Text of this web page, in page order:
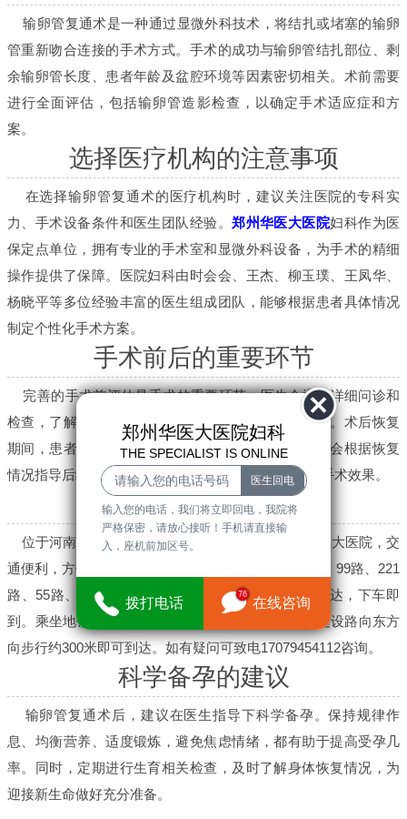
输卵管复通术是一种通过显微外科技术，将结扎或堵塞的输卵
管重新吻合连接的手术方式。手术的成功与输卵管结扎部位、剩
余输卵管长度、患者年龄及盆腔环境等因素密切相关。术前需要
进行全面评估，包括输卵管造影检查，以确定手术适应症和方
案。
选择医疗机构的注意事项
在选择输卵管复通术的医疗机构时，建议关注医院的专科实
力、手术设备条件和医生团队经验。郑州华医大医院妇科作为医
保定点单位，拥有专业的手术室和显微外科设备，为手术的精细
操作提供了保障。医院妇科由时会会、王杰、柳玉璞、王凤华、
杨晓平等多位经验丰富的医生组成团队，能够根据患者具体情况
制定个性化手术方案。
手术前后的重要环节
完善的手术前评估是手术的重要环节。医生会通过详细问诊和
检查，了解患者的身体状况、既往手术史和生育需求。术后恢复
期间，患者需要遵循医嘱进行休养，定期复查，医生会根据恢复
情况指导后续备孕事宜。合理的术后管理有助于提高手术效果。
交通便利的就医选择
位于河南省郑州市中原区建设西路106号的郑州华医大医院，交
通便利，方便患者就医。市内可乘坐1路、101路西线、99路、221
路、55路、212路、203路、128路等多条公交线路直达，下车即
到。乘坐地铁1号线或5号线五一公园站D1出口，沿建设路向东方
向步行约300米即可到达。如有疑问可致电17079454112咨询。
科学备孕的建议
输卵管复通术后，建议在医生指导下科学备孕。保持规律作
息、均衡营养、适度锻炼，避免焦虑情绪，都有助于提高受孕几
率。同时，定期进行生育相关检查，及时了解身体恢复情况，为
迎接新生命做好充分准备。
郑州华医大医院妇科
THE SPECIALIST IS ONLINE
输入您的电话，我们将立即回电，我院将
严格保密，请放心接听！手机请直接输
入，座机前加区号。
拨打电话
76
在线咨询